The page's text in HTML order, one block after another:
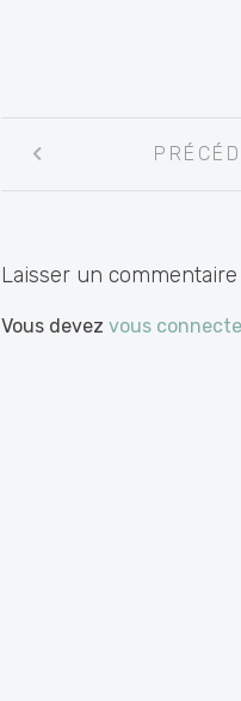
entre
Laisser un commentaire
Vous devez vous